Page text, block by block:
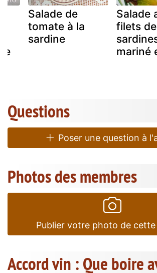
Salade de
tomate à la
sardine
Salade
filets de
mariné
Questions
Poser une question à
Photos des membres
Publier votre photo de
Accord vin : Que boire